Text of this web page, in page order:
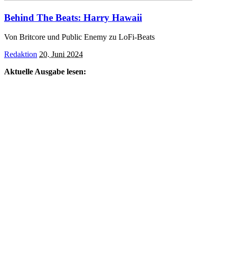
Behind The Beats: Harry Hawaii
Von Britcore und Public Enemy zu LoFi-Beats
Posted
Redaktion 20. Juni 2024
Aktuelle Ausgabe lesen: